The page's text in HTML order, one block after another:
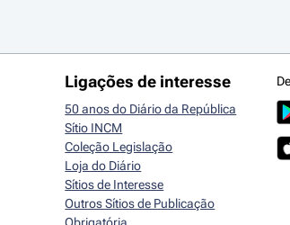
Ligações de interesse
50 anos do Diário da República
Sítio INCM
Coleção Legislação
Loja do Diário
Sítios de Interesse
Outros Sítios de Publicação